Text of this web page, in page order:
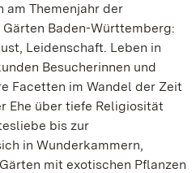
am Themenjahr der
Baden-Württemberg:
Leidenschaft. Leben in
Besucherinnen und
Facetten im Wandel der Zeit
Ehe über tiefe Religiosität
bis zur
in Wunderkammern,
mit exotischen Pflanzen